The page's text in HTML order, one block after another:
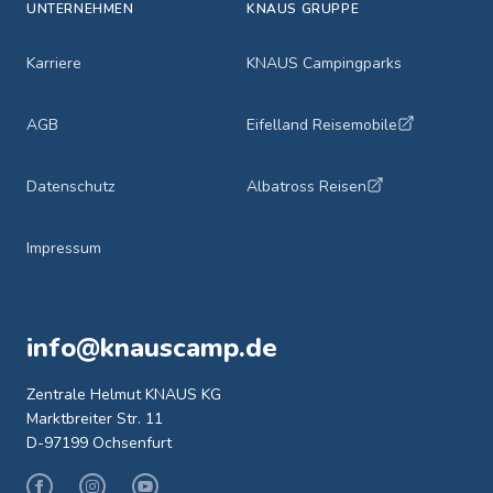
UNTERNEHMEN
Karriere
AGB
Datenschutz
Impressum
KNAUS GRUPPE
KNAUS Campingparks
Eifelland Reisemobile
Albatross Reisen
info@knauscamp.de
Zentrale Helmut KNAUS KG
Marktbreiter Str. 11
D-97199 Ochsenfurt
FacebookInstagramYoutube